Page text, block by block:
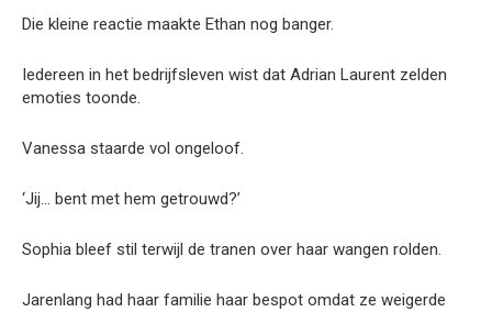
Die kleine reactie maakte Ethan nog banger.
Iedereen in het bedrijfsleven wist dat Adrian Laurent zelden
emoties toonde.
Vanessa staarde vol ongeloof.
‘Jij… bent met hem getrouwd?’
Sophia bleef stil terwijl de tranen over haar wangen rolden.
Jarenlang had haar familie haar bespot omdat ze weigerde